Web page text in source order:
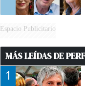
Espacio Publicitario
MÁS LEÍDAS DE
1